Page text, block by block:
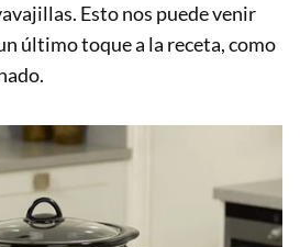
Esto nos puede venir
último toque a la receta, como